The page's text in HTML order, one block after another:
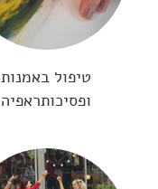
טיפול באמנות
ופסיכותראפיה